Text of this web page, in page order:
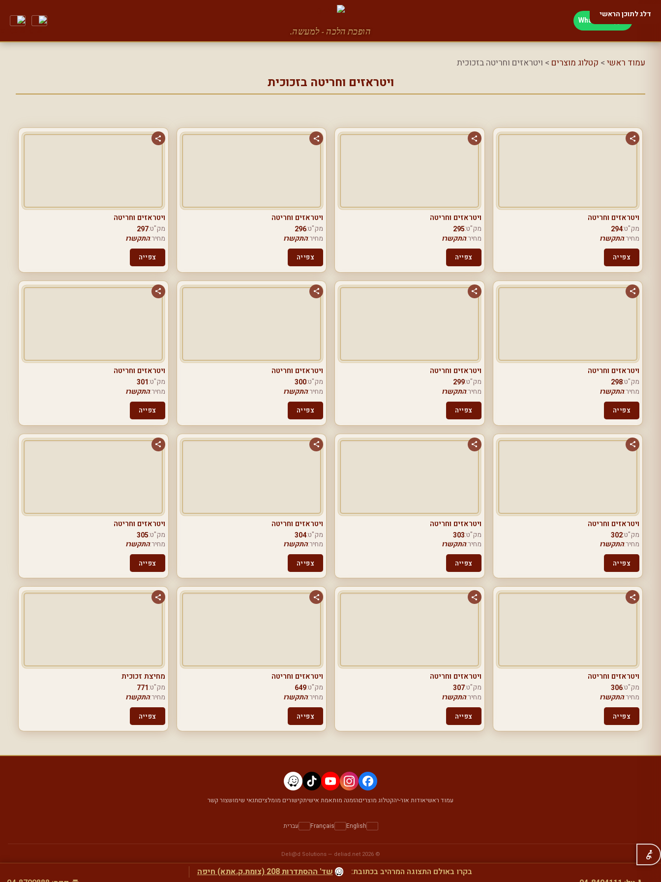
דלג לתוכן הראשי
WhatsApp
הופכת הלכה - למעשה.
עמוד ראשי > קטלוג מוצרים > ויטראזים וחריטה בזכוכית
ויטראזים וחריטה בזכוכית
ויטראזים וחריטה
מק"ט:294
מחיר:התקשרו
צפייה
ויטראזים וחריטה
מק"ט:295
מחיר:התקשרו
צפייה
ויטראזים וחריטה
מק"ט:296
מחיר:התקשרו
צפייה
ויטראזים וחריטה
מק"ט:297
מחיר:התקשרו
צפייה
ויטראזים וחריטה
מק"ט:298
מחיר:התקשרו
צפייה
ויטראזים וחריטה
מק"ט:299
מחיר:התקשרו
צפייה
ויטראזים וחריטה
מק"ט:300
מחיר:התקשרו
צפייה
ויטראזים וחריטה
מק"ט:301
מחיר:התקשרו
צפייה
ויטראזים וחריטה
מק"ט:302
מחיר:התקשרו
צפייה
ויטראזים וחריטה
מק"ט:303
מחיר:התקשרו
צפייה
ויטראזים וחריטה
מק"ט:304
מחיר:התקשרו
צפייה
ויטראזים וחריטה
מק"ט:305
מחיר:התקשרו
צפייה
ויטראזים וחריטה
מק"ט:306
מחיר:התקשרו
צפייה
ויטראזים וחריטה
מק"ט:307
מחיר:התקשרו
צפייה
ויטראזים וחריטה
מק"ט:649
מחיר:התקשרו
צפייה
מחיצת זכוכית
מק"ט:771
מחיר:התקשרו
צפייה
בקרו באולם התצוגה המרהיב בכתובת:
שד' ההסתדרות 208 (צומת.ק.אתא) חיפה
עמוד ראשיאודות אור-יהקטלוג מוצריםהזמנה מותאמת אישיתקישורים מומלציםתנאי שימושצור קשר
English
Français עברית
© 2026
Deli@d Solutions— deliad.net